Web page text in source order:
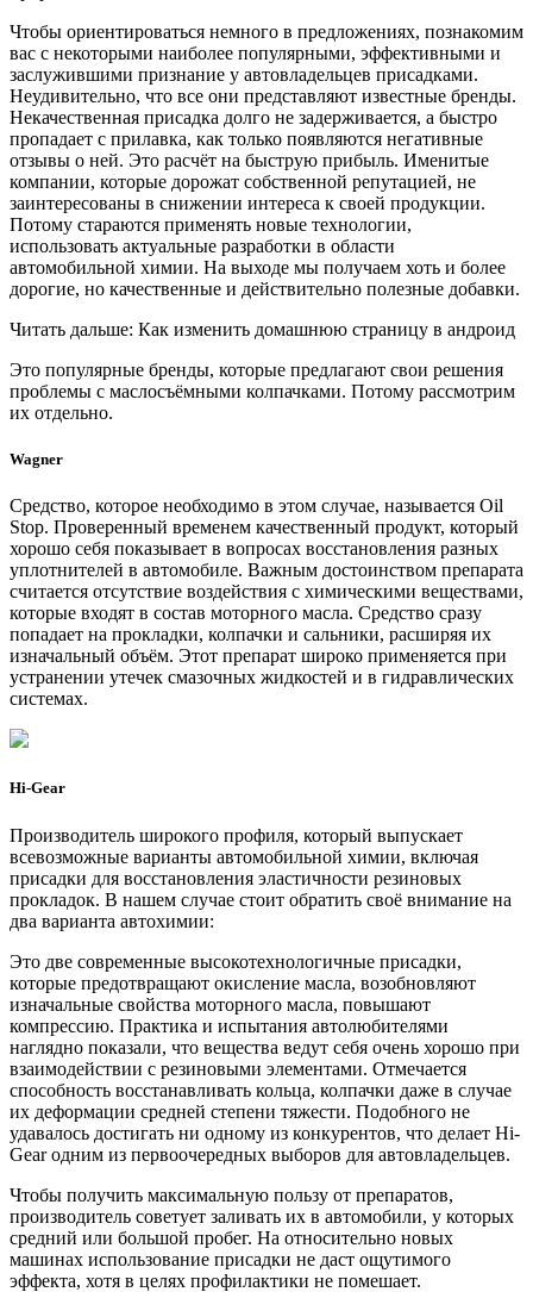
Чтобы ориентироваться немного в предложениях, познакомим
вас с некоторыми наиболее популярными, эффективными и
заслужившими признание у автовладельцев присадками.
Неудивительно, что все они представляют известные бренды.
Некачественная присадка долго не задерживается, а быстро
пропадает с прилавка, как только появляются негативные
отзывы о ней. Это расчёт на быструю прибыль. Именитые
компании, которые дорожат собственной репутацией, не
заинтересованы в снижении интереса к своей продукции.
Потому стараются применять новые технологии,
использовать актуальные разработки в области
автомобильной химии. На выходе мы получаем хоть и более
дорогие, но качественные и действительно полезные добавки.
Читать дальше: Как изменить домашнюю страницу в андроид
Это популярные бренды, которые предлагают свои решения
проблемы с маслосъёмными колпачками. Потому рассмотрим
их отдельно.
Wagner
Средство, которое необходимо в этом случае, называется Oil
Stop. Проверенный временем качественный продукт, который
хорошо себя показывает в вопросах восстановления разных
уплотнителей в автомобиле. Важным достоинством препарата
считается отсутствие воздействия с химическими веществами,
которые входят в состав моторного масла. Средство сразу
попадает на прокладки, колпачки и сальники, расширяя их
изначальный объём. Этот препарат широко применяется при
устранении утечек смазочных жидкостей и в гидравлических
системах.
Hi-Gear
Производитель широкого профиля, который выпускает
всевозможные варианты автомобильной химии, включая
присадки для восстановления эластичности резиновых
прокладок. В нашем случае стоит обратить своё внимание на
два варианта автохимии:
Это две современные высокотехнологичные присадки,
которые предотвращают окисление масла, возобновляют
изначальные свойства моторного масла, повышают
компрессию. Практика и испытания автолюбителями
наглядно показали, что вещества ведут себя очень хорошо при
взаимодействии с резиновыми элементами. Отмечается
способность восстанавливать кольца, колпачки даже в случае
их деформации средней степени тяжести. Подобного не
удавалось достигать ни одному из конкурентов, что делает Hi-
Gear одним из первоочередных выборов для автовладельцев.
Чтобы получить максимальную пользу от препаратов,
производитель советует заливать их в автомобили, у которых
средний или большой пробег. На относительно новых
машинах использование присадки не даст ощутимого
эффекта, хотя в целях профилактики не помешает.